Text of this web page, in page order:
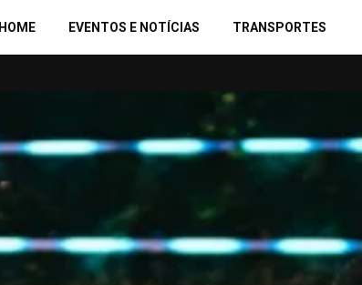
HOME EVENTOS E NOTÍCIAS TRANSPORTES